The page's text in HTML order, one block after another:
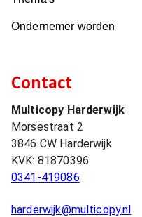
Ondernemer worden
Contact
Multicopy Harderwijk
Morsestraat 2
3846 CW Harderwijk
KVK: 81870396
0341-419086
harderwijk@multicopy.nl